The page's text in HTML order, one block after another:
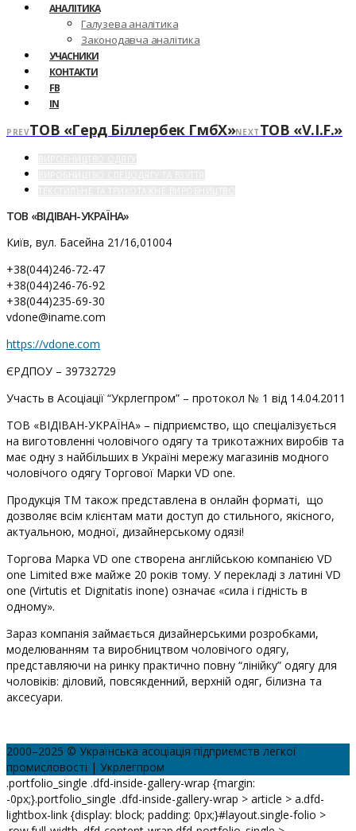
АНАЛІТИКА
Галузева аналітика
Законодавча аналітика
УЧАСНИКИ
КОНТАКТИ
FB
IN
PREVТОВ «Герд Біллербек ГмбХ»NEXT ТОВ «V.I.F.»
ТОВ «ВІДІВАН-УКРАЇНА»
Київ, вул. Басейна 21/16,01004
+38(044)246-72-47
+38(044)246-76-92
+38(044)235-69-30
vdone@iname.com
https://vdone.com
ЄРДПОУ – 39732729
Участь в Асоціації “Укрлегпром” – протокол № 1 від 14.04.2011
ТОВ «ВІДІВАН-УКРАЇНА» – підприємство, що спеціалізується
на виготовленні чоловічого одягу та трикотажних виробів та
має одну з найбільших в Україні мережу магазинів модного
чоловічого одягу Торгової Марки VD one.
Продукція ТМ також представлена ​​в онлайн форматі, що
дозволяє всім клієнтам мати доступ до стильного, якісного,
актуальною, модної, дизайнерському одязі!
Торгова Марка VD one створена англійською компанією VD
one Limited вже майже 20 років тому. У перекладі з латині VD
one (Virtutis et Dignitatis inone) означає «сила і гідність в
одному».
Зараз компанія займається дизайнерськими розробками,
моделюванням та виробництвом чоловічого одягу,
представляючи на ринку практично повну “лінійку” одягу для
чоловіків: діловий, повсякденний, верхній одяг, білизна та
аксесуари.
2000–2025 © Українська асоціація підприємств легкої
промисловості | Укрлегпром
.portfolio_single .dfd-inside-gallery-wrap {margin:
-0px;}.portfolio_single .dfd-inside-gallery-wrap > article > a.dfd-
lightbox-link {display: block; padding: 0px;}#layout.single-folio >